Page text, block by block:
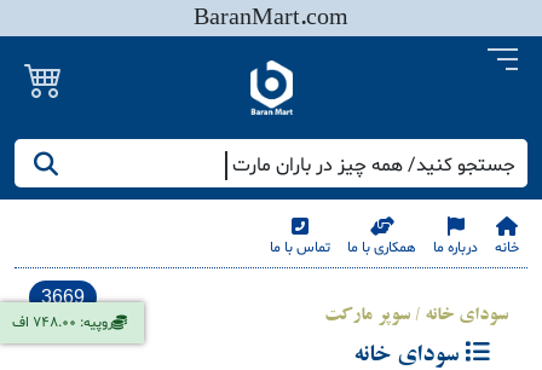
BaranMart.com
جستجو کنید/ همه چیز در باران مارت
خانه درباره ما همکاری با ما تماس با ما
روپیه: 748.00 اف
3669
سودای خانه / سوپر مارکت
سودای خانه